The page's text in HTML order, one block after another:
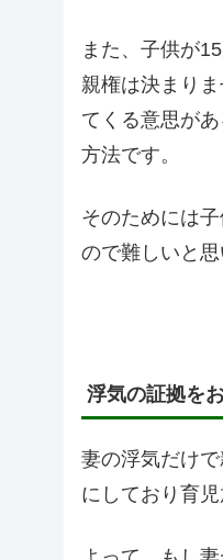
また、子供が
親権は決まり
てくる意思が
方法です。
そのためには
ので難しいと
浮気の証拠を
妻の浮気だけ
にしており育